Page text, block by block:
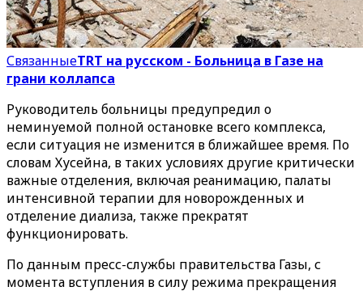
СвязанныеTRT на русском - Больница в Газе на
грани коллапса
Руководитель больницы предупредил о
неминуемой полной остановке всего комплекса,
если ситуация не изменится в ближайшее время. По
словам Хусейна, в таких условиях другие критически
важные отделения, включая реанимацию, палаты
интенсивной терапии для новорожденных и
отделение диализа, также прекратят
функционировать.
По данным пресс-службы правительства Газы, с
момента вступления в силу режима прекращения